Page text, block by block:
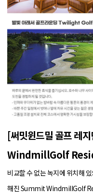
[써밋윈드밀 골프 레
WindmillGolf
비교할 수 없는 녹지에 위치해
해진 Summit WindmillGolf